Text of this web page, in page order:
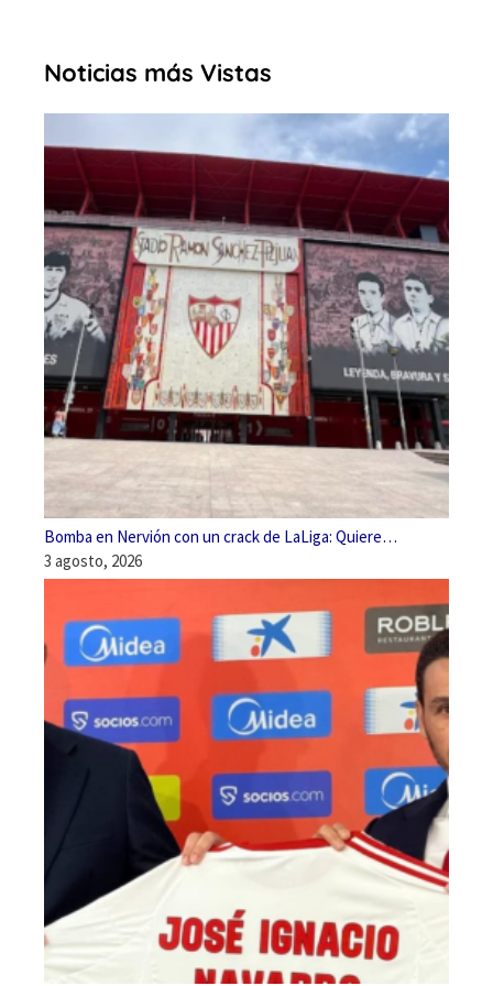
Noticias más Vistas
Bomba en Nervión con un crack de LaLiga: Quiere…
3 agosto, 2026